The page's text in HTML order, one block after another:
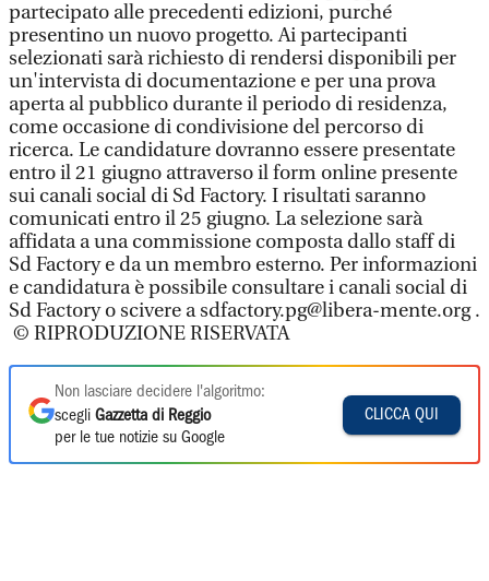
partecipato alle precedenti edizioni, purché
presentino un nuovo progetto. Ai partecipanti
selezionati sarà richiesto di rendersi disponibili per
un'intervista di documentazione e per una prova
aperta al pubblico durante il periodo di residenza,
come occasione di condivisione del percorso di
ricerca. Le candidature dovranno essere presentate
entro il 21 giugno attraverso il form online presente
sui canali social di Sd Factory. I risultati saranno
comunicati entro il 25 giugno. La selezione sarà
affidata a una commissione composta dallo staff di
Sd Factory e da un membro esterno. Per informazioni
e candidatura è possibile consultare i canali social di
Sd Factory o scivere a sdfactory.pg@libera-mente.org .
© RIPRODUZIONE RISERVATA
Non lasciare decidere l'algoritmo:
scegli Gazzetta di Reggio
per le tue notizie su Google
CLICCA QUI